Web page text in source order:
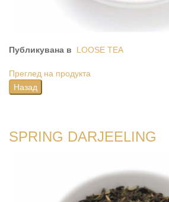
Публикувана в LOOSE TEA
Преглед на продукта
SPRING DARJEELING